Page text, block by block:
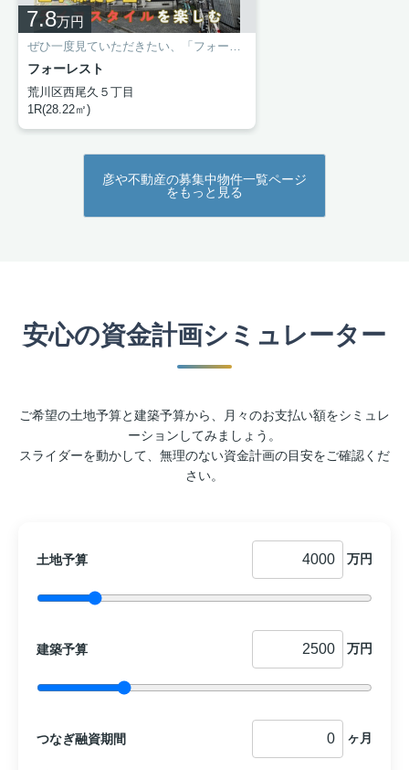
8月分の賃料報告書をアップロードいたしました。
引き続き、『彦や不動産』を宜しくお願いいたします。
7.8万円
ぜひ一度見ていただきたい、「フォーレスト」です。室内設備はシステムキッチン・エアコンなどが揃っており、とても充実しています。玄関先まで覗き穴を覗きに行かなくてもインターホン越しに誰が来たのかを確認できます。一口コンロが付いた物件です。通勤時間を短縮したいなら、高崎線尾久周辺でお部屋探しをするのも手です。数多くの賃貸情報がありますので、この機会にお引っ越しをご検討ください。
フォーレスト
荒川区西尾久５丁目
1R(28.22㎡)
彦や不動産の募集中物件一覧ページ
をもっと見る
安心の資金計画シミュレーター
ご希望の土地予算と建築予算から、月々のお支払い額をシミュレ
ーションしてみましょう。
スライダーを動かして、無理のない資金計画の目安をご確認くだ
さい。
土地予算 万円
建築予算 万円
つなぎ融資期間 ヶ月